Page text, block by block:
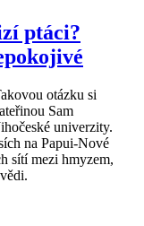
ptáci?
otázku si
Sam
univerzity.
na Papui-Nové
sítí mezi hmyzem,